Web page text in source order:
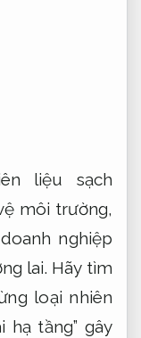
liệu sạch
môi trường,
nghiệp
lai. Hãy tìm
loại nhiên
hạ tầng” gây